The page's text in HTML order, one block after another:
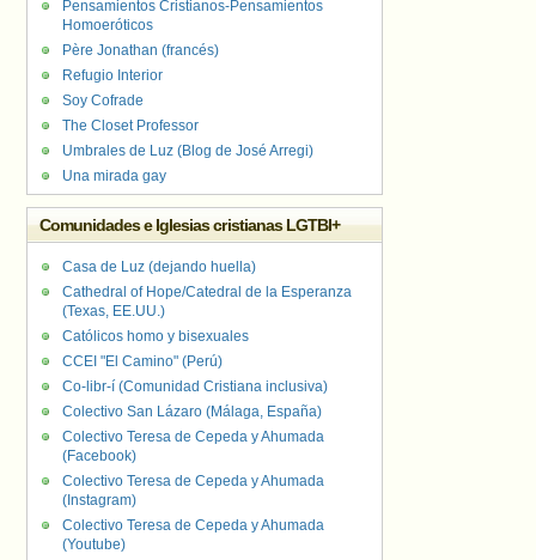
Pensamientos Cristianos-Pensamientos
Homoeróticos
Père Jonathan (francés)
Refugio Interior
Soy Cofrade
The Closet Professor
Umbrales de Luz (Blog de José Arregi)
Una mirada gay
Comunidades e Iglesias cristianas LGTBI+
Casa de Luz (dejando huella)
Cathedral of Hope/Catedral de la Esperanza
(Texas, EE.UU.)
Católicos homo y bisexuales
CCEI "El Camino" (Perú)
Co-libr-í (Comunidad Cristiana inclusiva)
Colectivo San Lázaro (Málaga, España)
Colectivo Teresa de Cepeda y Ahumada
(Facebook)
Colectivo Teresa de Cepeda y Ahumada
(Instagram)
Colectivo Teresa de Cepeda y Ahumada
(Youtube)